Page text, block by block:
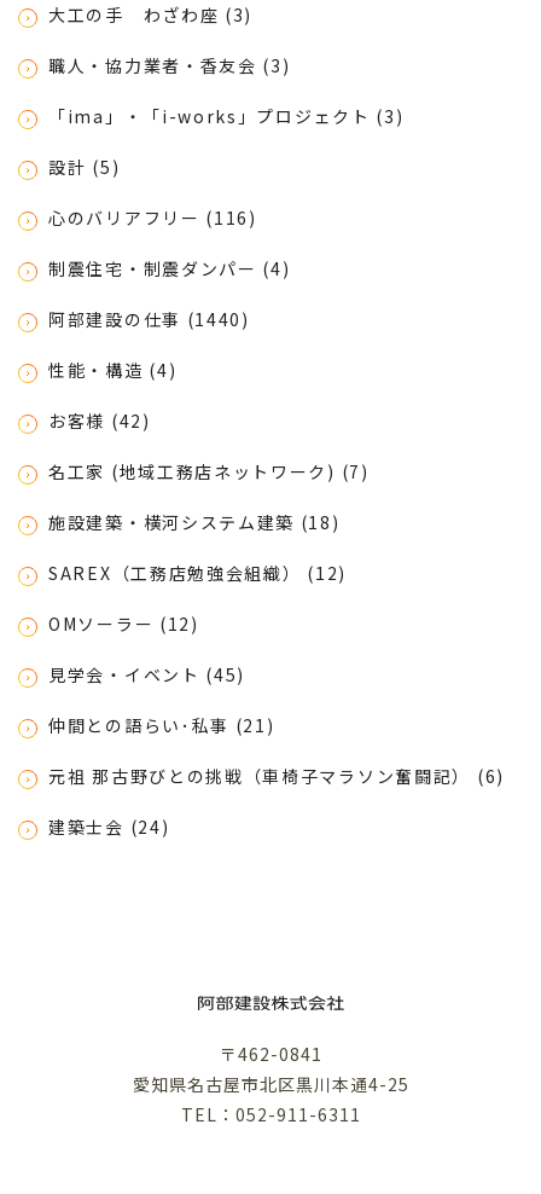
大工の手 わざわ座 (3)
職人・協力業者・香友会 (3)
「ima」・「i-works」プロジェクト (3)
設計 (5)
心のバリアフリー (116)
制震住宅・制震ダンパー (4)
阿部建設の仕事 (1440)
性能・構造 (4)
お客様 (42)
名工家 (地域工務店ネットワーク) (7)
施設建築・横河システム建築 (18)
SAREX（工務店勉強会組織） (12)
OMソーラー (12)
見学会・イベント (45)
仲間との語らい･私事 (21)
元祖 那古野びとの挑戦（車椅子マラソン奮闘記） (6)
建築士会 (24)
〒462-0841
愛知県名古屋市北区黒川本通4-25
TEL：052-911-6311